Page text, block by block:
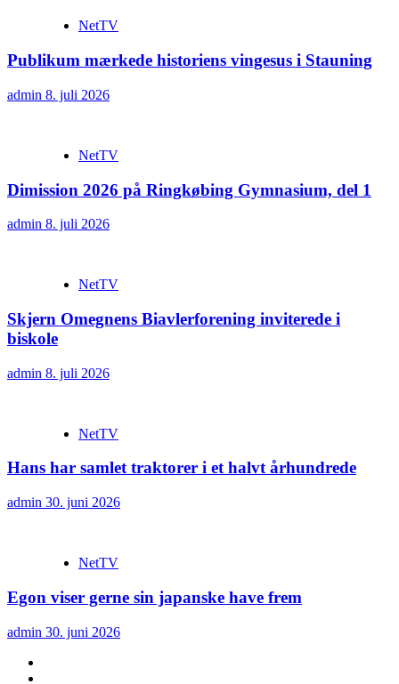
NetTV
Publikum mærkede historiens vingesus i Stauning
admin 8. juli 2026
NetTV
Dimission 2026 på Ringkøbing Gymnasium, del 1
admin 8. juli 2026
NetTV
Skjern Omegnens Biavlerforening inviterede i
biskole
admin 8. juli 2026
NetTV
Hans har samlet traktorer i et halvt århundrede
admin 30. juni 2026
NetTV
Egon viser gerne sin japanske have frem
admin 30. juni 2026